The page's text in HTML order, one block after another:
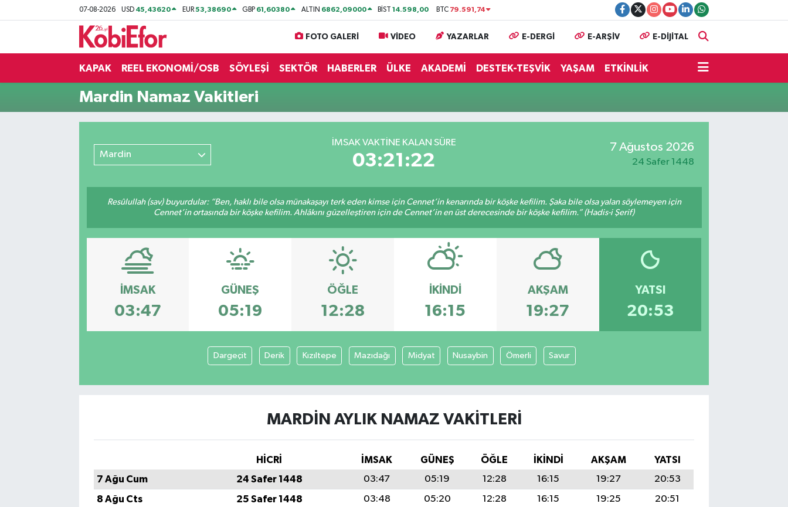
07-08-2026 USD 45,43620 EUR53,38690 GBP 61,60380 ALTIN 6862,09000 BİST14.598,00 BTC 79.591,74
FOTO GALERİ VİDEO YAZARLAR E-DERGİ E-ARŞİV E-DİJİTAL
KAPAK REEL EKONOMİ/OSB SÖYLEŞİ SEKTÖR HABERLER ÜLKE AKADEMİ DESTEK-TEŞVİK YAŞAM ETKİNLİK
Mardin Namaz Vakitleri
Mardin
İMSAK VAKTİNE KALAN SÜRE
03:21:22
7 Ağustos 2026
24 Safer 1448
Resûlullah (sav) buyurdular: “Ben, haklı bile olsa münakaşayı terk eden kimse için Cennet’in kenarında bir köşke kefilim. Şaka bile olsa yalan söylemeyen için
Cennet’in ortasında bir köşke kefilim. Ahlâkını güzelleştiren için de Cennet’in en üst derecesinde bir köşke kefilim.” (Hadis-i Şerif)
İMSAK
03:47
GÜNEŞ
05:19
ÖĞLE
12:28
İKINDI
16:15
AKŞAM
19:27
YATSI
20:53
Dargeçit Derik Kızıltepe Mazıdağı Midyat Nusaybin Ömerli Savur
MARDIN AYLIK NAMAZ VAKITLERI
HİCRİ İMSAK GÜNEŞ ÖĞLE İKINDI AKŞAM
YATSI
7 Ağu Cum
24 Safer 1448 03:47 05:19 12:28 16:15 19:27
20:53
8 Ağu Cts
25 Safer 1448 03:48 05:20 12:28 16:15 19:25
20:51
BİLİŞİM PANO
DESTEK-TEŞVİK